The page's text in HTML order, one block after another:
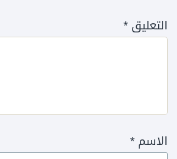
التعليق*
الاسم*